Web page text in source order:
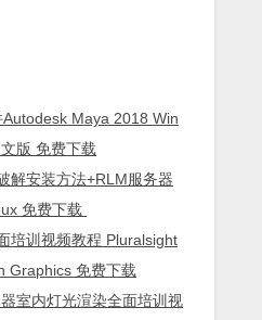
Maya 2018 Win
版 免费下载
解安装方法+RLM服务器
免费下载
培训视频教程 Pluralsight
Graphics 免费下载
室内灯光渲染全面培训视